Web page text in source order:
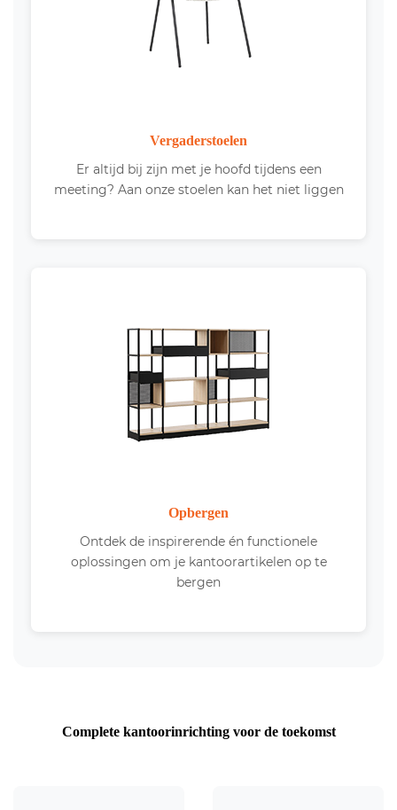
Vergaderstoelen
Er altijd bij zijn met je hoofd tijdens een
meeting? Aan onze stoelen kan het niet liggen
Opbergen
Ontdek de inspirerende én functionele
oplossingen om je kantoorartikelen op te
bergen
Complete kantoorinrichting voor de toekomst